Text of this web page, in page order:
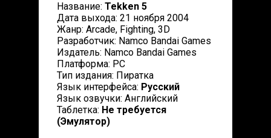
Название: Tekken 5
Дата выхода: 21 ноября 2004
Жанр: Arcade, Fighting, 3D
Разработчик: Namco Bandai Games
Издатель: Namco Bandai Games
Платформа: PC
Тип издания: Пиратка
Язык интерфейса: Русский
Язык озвучки: Английский
Таблетка: Не требуется
(Эмулятор)